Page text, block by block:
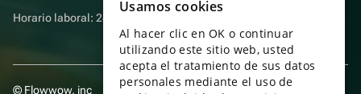
Horario laboral: 24 horas
© Flowwow, inc
ENGLISH
UKRAINIAN
PORTUGUESE
Usamos cookies
Al hacer clic en OK o continuar
utilizando este sitio web, usted
acepta el tratamiento de sus datos
personales mediante el uso de